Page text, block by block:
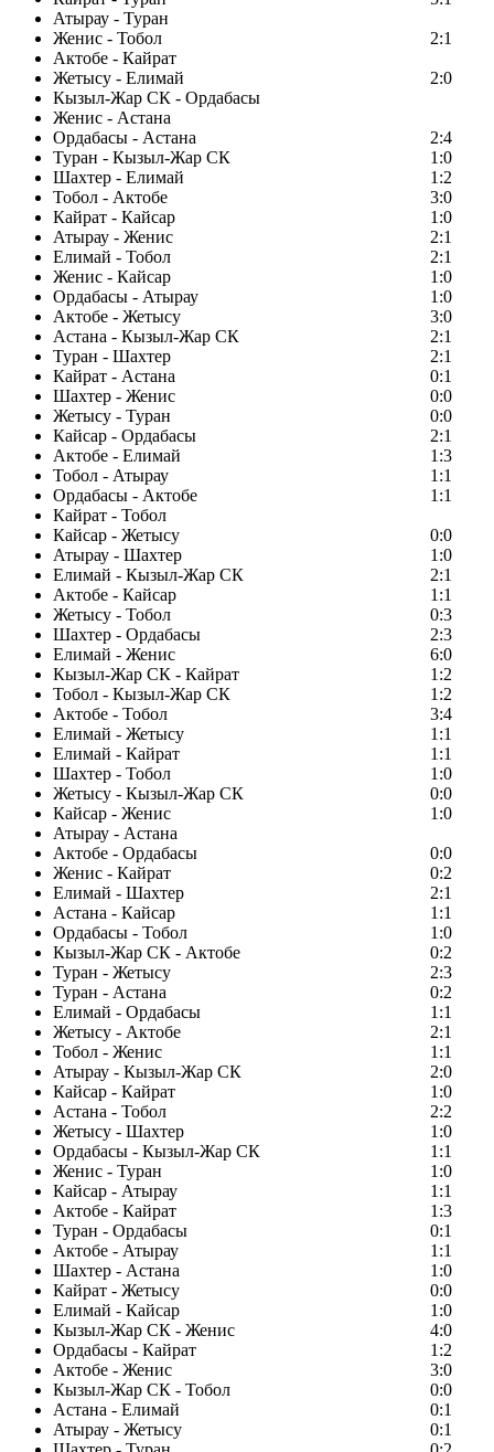
Атырау - Туран
Женис - Тобол
2:1
Актобе - Кайрат
Жетысу - Елимай
2:0
Кызыл-Жар СК - Ордабасы
Женис - Астана
Ордабасы - Астана
2:4
Туран - Кызыл-Жар СК
1:0
Шахтер - Елимай
1:2
Тобол - Актобе
3:0
Кайрат - Кайсар
1:0
Атырау - Женис
2:1
Елимай - Тобол
2:1
Женис - Кайсар
1:0
Ордабасы - Атырау
1:0
Актобе - Жетысу
3:0
Астана - Кызыл-Жар СК
2:1
Туран - Шахтер
2:1
Кайрат - Астана
0:1
Шахтер - Женис
0:0
Жетысу - Туран
0:0
Кайсар - Ордабасы
2:1
Актобе - Елимай
1:3
Тобол - Атырау
1:1
Ордабасы - Актобе
1:1
Кайрат - Тобол
Кайсар - Жетысу
0:0
Атырау - Шахтер
1:0
Елимай - Кызыл-Жар СК
2:1
Актобе - Кайсар
1:1
Жетысу - Тобол
0:3
Шахтер - Ордабасы
2:3
Елимай - Женис
6:0
Кызыл-Жар СК - Кайрат
1:2
Тобол - Кызыл-Жар СК
1:2
Актобе - Тобол
3:4
Елимай - Жетысу
1:1
Елимай - Кайрат
1:1
Шахтер - Тобол
1:0
Жетысу - Кызыл-Жар СК
0:0
Кайсар - Женис
1:0
Атырау - Астана
Актобе - Ордабасы
0:0
Женис - Кайрат
0:2
Елимай - Шахтер
2:1
Астана - Кайсар
1:1
Ордабасы - Тобол
1:0
Кызыл-Жар СК - Актобе
0:2
Туран - Жетысу
2:3
Туран - Астана
0:2
Елимай - Ордабасы
1:1
Жетысу - Актобе
2:1
Тобол - Женис
1:1
Атырау - Кызыл-Жар СК
2:0
Кайсар - Кайрат
1:0
Астана - Тобол
2:2
Жетысу - Шахтер
1:0
Ордабасы - Кызыл-Жар СК
1:1
Женис - Туран
1:0
Кайсар - Атырау
1:1
Актобе - Кайрат
1:3
Туран - Ордабасы
0:1
Актобе - Атырау
1:1
Шахтер - Астана
1:0
Кайрат - Жетысу
0:0
Елимай - Кайсар
1:0
Кызыл-Жар СК - Женис
4:0
Ордабасы - Кайрат
1:2
Актобе - Женис
3:0
Кызыл-Жар СК - Тобол
0:0
Астана - Елимай
0:1
Атырау - Жетысу
0:1